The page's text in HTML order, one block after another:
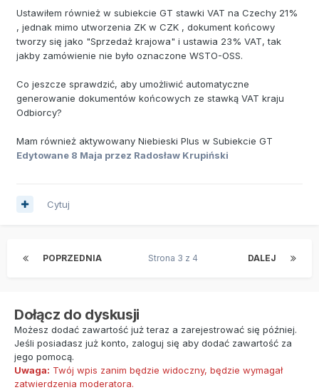
Ustawiłem również w subiekcie GT stawki VAT na Czechy 21%
, jednak mimo utworzenia ZK w CZK , dokument końcowy
tworzy się jako "Sprzedaż krajowa" i ustawia 23% VAT, tak
jakby zamówienie nie było oznaczone WSTO-OSS.
Co jeszcze sprawdzić, aby umożliwić automatyczne
generowanie dokumentów końcowych ze stawką VAT kraju
Odbiorcy?
Mam również aktywowany Niebieski Plus w Subiekcie GT
Edytowane 8 Maja przez Radosław Krupiński
Cytuj
POPRZEDNIA DALEJ
Strona 3 z 4
Dołącz do dyskusji
Możesz dodać zawartość już teraz a zarejestrować się później.
Jeśli posiadasz już konto, zaloguj się aby dodać zawartość za
jego pomocą.
Uwaga: Twój wpis zanim będzie widoczny, będzie wymagał
zatwierdzenia moderatora.